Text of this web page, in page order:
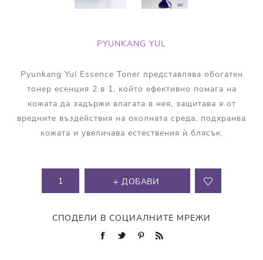
PYUNKANG YUL
Pyunkang Yul Essence Toner представлява обогатен
тонер есенция 2 в 1, който ефективно помага на
кожата да задържи влагата в нея, защитава я от
вредните въздействия на околната среда, подхранва
кожата и увеличава естествения ѝ блясък.
ДОБАВИ
СПОДЕЛИ В СОЦИАЛНИТЕ МРЕЖИ